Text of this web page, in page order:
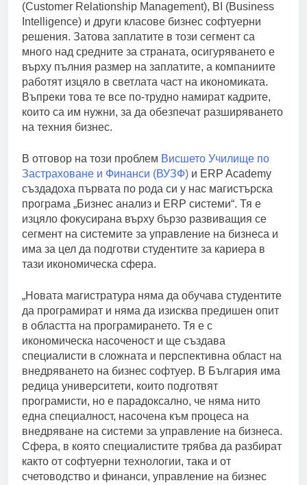
(Customer Relationship Management), BI (Business
Intelligence) и други класове бизнес софтуерни
решения. Затова заплатите в този сегмент са
много над средните за страната, осигуряването е
върху пълния размер на заплатите, а компаниите
работят изцяло в светлата част на икономиката.
Въпреки това те все по-трудно намират кадрите,
които са им нужни, за да обезпечат разширяването
на техния бизнес.
В отговор на този проблем Висшето Училище по
Застраховане и Финанси (ВУЗФ) и ERP Academy
създадоха първата по рода си у нас магистърска
програма „Бизнес анализ и ERP системи“. Тя е
изцяло фокусирана върху бързо развиващия се
сегмент на системите за управление на бизнеса и
има за цел да подготви студентите за кариера в
тази икономическа сфера.
„Новата магистратура няма да обучава студентите
да програмират и няма да изисква предишен опит
в областта на програмирането. Тя е с
икономическа насоченост и ще създава
специалисти в сложната и перспективна област на
внедряването на бизнес софтуер. В България има
редица университети, които подготвят
програмисти, но е парадоксално, че няма нито
една специалност, насочена към процеса на
внедряване на системи за управление на бизнеса.
Сфера, в която специалистите трябва да разбират
както от софтуерни технологии, така и от
счетоводство и финанси, управление на бизнес